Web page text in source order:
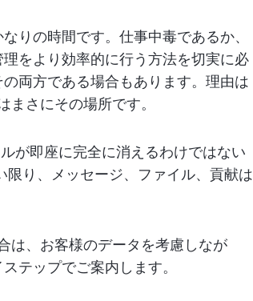
りの時間です。仕事中毒であるか、
をより効率的に行う方法を切実に必
両方である場合もあります。理由は
さにその場所です。
が即座に完全に消えるわけではない
り、メッセージ、ファイル、貢献は
は、お客様のデータを考慮しなが
テップでご案内します。